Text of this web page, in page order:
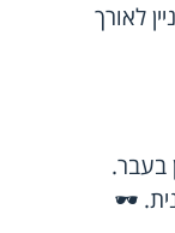
לאורך
בעבר.
🕶️